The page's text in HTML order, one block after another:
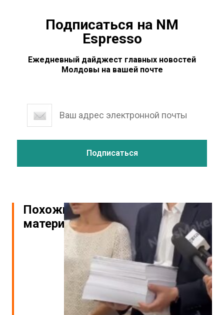
Подписаться на NM
Espresso
Ежедневный дайджест главных новостей
Молдовы на вашей почте
Похожие
материалы